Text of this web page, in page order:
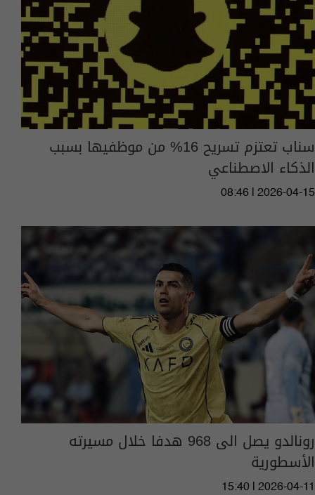
سناب تعتزم تسريح 16% من موظفيها بسبب
الذكاء الاصطناعي
08:46 | 2026-04-15
رونالدو يصل الى 968 هدفا خلال مسيرته
الأسطورية
15:40 | 2026-04-11